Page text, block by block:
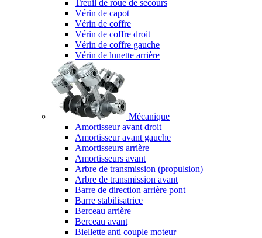
Treuil de roue de secours
Vérin de capot
Vérin de coffre
Vérin de coffre droit
Vérin de coffre gauche
Vérin de lunette arrière
Mécanique
Amortisseur avant droit
Amortisseur avant gauche
Amortisseurs arrière
Amortisseurs avant
Arbre de transmission (propulsion)
Arbre de transmission avant
Barre de direction arrière pont
Barre stabilisatrice
Berceau arrière
Berceau avant
Biellette anti couple moteur